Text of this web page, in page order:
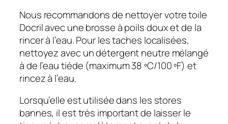
Nous recommandons de nettoyer votre toile
Docril avec une brosse à poils doux et de la
rincer à l’eau. Pour les taches localisées,
nettoyez avec un détergent neutre mélangé
à de l’eau tiède (maximum 38 ºC/100 ºF) et
rincez à l’eau.
Lorsqu’elle est utilisée dans les stores
bannes, il est très important de laisser le